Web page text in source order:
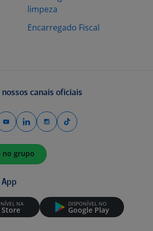
limpeza
Encarregado Fiscal
canais oficiais
no grupo
App
NA DISPONÍVEL NO
Google Play